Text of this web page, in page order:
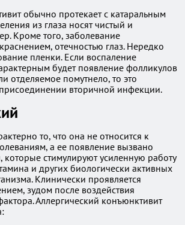
обычно протекает с катаральным
из глаза носят чистый и
Кроме того, заболевание
отечностью глаз. Нередко
пленки. Если воспаление
будет появление фолликулов
отделяемое помутнело, то это
присоединении вторичной инфекции.
то, что она не относится к
а ее появление вызвано
стимулируют усиленную работу
и других биологически активных
Клинически проявляется
зудом после воздействия
Аллергический конъюнктивит